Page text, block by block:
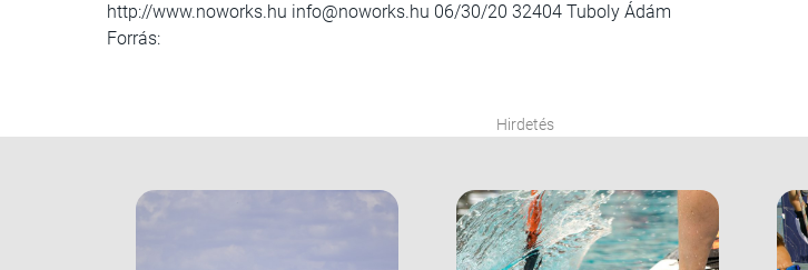
http://www.noworks.hu info@noworks.hu 06/30/20 32404 Tuboly Ádám
Forrás:
Hirdetés